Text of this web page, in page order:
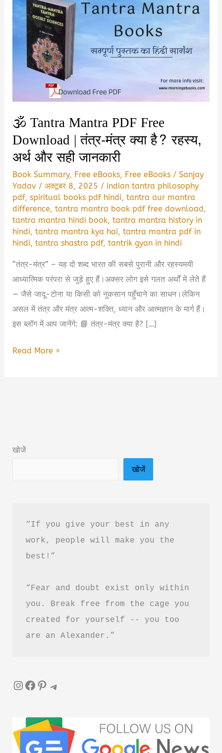
🕉️ Tantra Mantra PDF Free
Download | तंत्र-मंत्र क्या है? रहस्य,
अर्थ और सही जानकारी
Book Summary, Free eBooks, Free eBooks /Sanjay
Yadav /अक्टूबर 8, 2025 / indian tantra philosophy
pdf,spiritual books pdf hindi,tantra aur mantra
difference,tantra mantra book pdf free download,
tantra mantra hindi book,tantra mantra history in
hindi,tantra mantra kya hai,tantra mantra pdf in
hindi,tantra shastra pdf,tantrik gyan in hindi
“तंत्र-मंत्र” – यह दो शब्द भारत की सबसे पुरानी और रहस्यमयी
आध्यात्मिक परंपरा से जुड़े हुए हैं।अक्सर लोग इसे गलत अर्थों में लेते हैं
— जैसे जादू-टोना या किसी को नुकसान पहुँचाने का साधन।लेकिन
असल में तंत्र और मंत्र आत्म-शक्ति, ध्यान और आत्मज्ञान के मार्ग हैं।
इस ब्लॉग में आप जानेंगे: 📘 तंत्र-मंत्र क्या है? […]
🕉️
तंत्र-
Read More »
खोजें
खोजें
“If you give your best in any
work, people will make you the
best!”
“Fear and doubt exist only within
you. Break free from the cage you
created for yourself -- you too
are an Alexander.”
InstagramFacebook Pinterest Telegram